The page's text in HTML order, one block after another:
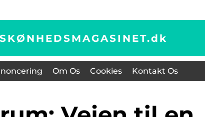
SKØNHEDSMAGASINET.dk
Om Os Cookies Kontakt Os